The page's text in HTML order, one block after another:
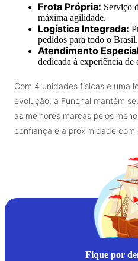
Frota Própria: Serviço
máxima agilidade.
Logística Integrada:
pedidos para todo o Brasil.
Atendimento
dedicada à experiência de
Com 4 unidades físicas e uma
evolução, a Funchal mantém
as melhores marcas pelos
confiança e a proximidade com
Fique por